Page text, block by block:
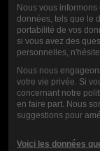
Nous vous
données, tels que le
portabilité de vos
si vous avez des
personnelles,
Nous nous
votre vie privée. Si
concernant notre
en faire part. Nous
suggestions pour
Voici les données